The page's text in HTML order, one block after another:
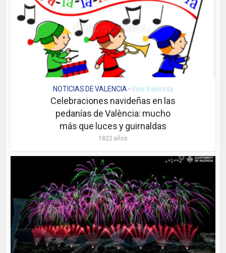
NOTICIAS DE VALENCIA • Vive Valencia
Celebraciones navideñas en las
pedanías de València: mucho
más que luces y guirnaldas
1822 años